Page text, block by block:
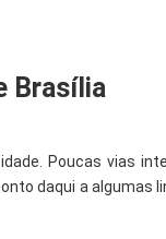
Brasília
Poucas vias
daqui a algumas